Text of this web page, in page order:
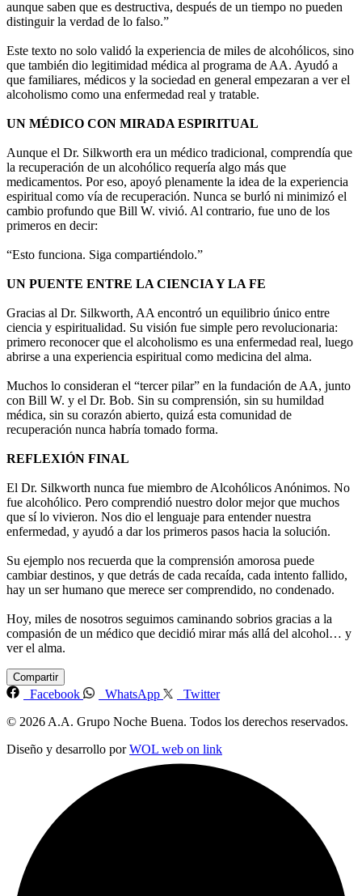
aunque saben que es destructiva, después de un tiempo no pueden
distinguir la verdad de lo falso.”
Este texto no solo validó la experiencia de miles de alcohólicos, sino
que también dio legitimidad médica al programa de AA. Ayudó a
que familiares, médicos y la sociedad en general empezaran a ver el
alcoholismo como una enfermedad real y tratable.
UN MÉDICO CON MIRADA ESPIRITUAL
Aunque el Dr. Silkworth era un médico tradicional, comprendía que
la recuperación de un alcohólico requería algo más que
medicamentos. Por eso, apoyó plenamente la idea de la experiencia
espiritual como vía de recuperación. Nunca se burló ni minimizó el
cambio profundo que Bill W. vivió. Al contrario, fue uno de los
primeros en decir:
“Esto funciona. Siga compartiéndolo.”
UN PUENTE ENTRE LA CIENCIA Y LA FE
Gracias al Dr. Silkworth, AA encontró un equilibrio único entre
ciencia y espiritualidad. Su visión fue simple pero revolucionaria:
primero reconocer que el alcoholismo es una enfermedad real, luego
abrirse a una experiencia espiritual como medicina del alma.
Muchos lo consideran el “tercer pilar” en la fundación de AA, junto
con Bill W. y el Dr. Bob. Sin su comprensión, sin su humildad
médica, sin su corazón abierto, quizá esta comunidad de
recuperación nunca habría tomado forma.
REFLEXIÓN FINAL
El Dr. Silkworth nunca fue miembro de Alcohólicos Anónimos. No
fue alcohólico. Pero comprendió nuestro dolor mejor que muchos
que sí lo vivieron. Nos dio el lenguaje para entender nuestra
enfermedad, y ayudó a dar los primeros pasos hacia la solución.
Su ejemplo nos recuerda que la comprensión amorosa puede
cambiar destinos, y que detrás de cada recaída, cada intento fallido,
hay un ser humano que merece ser comprendido, no condenado.
Hoy, miles de nosotros seguimos caminando sobrios gracias a la
compasión de un médico que decidió mirar más allá del alcohol… y
ver el alma.
Compartir
Facebook WhatsApp
Twitter
© 2026 A.A. Grupo Noche Buena. Todos los derechos reservados.
Diseño y desarrollo porWOL web on link